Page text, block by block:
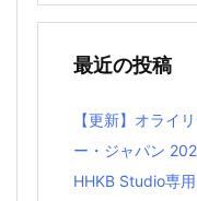
最近の投稿
【更新】オライ
ー・ジャパン
HHKB Studio専